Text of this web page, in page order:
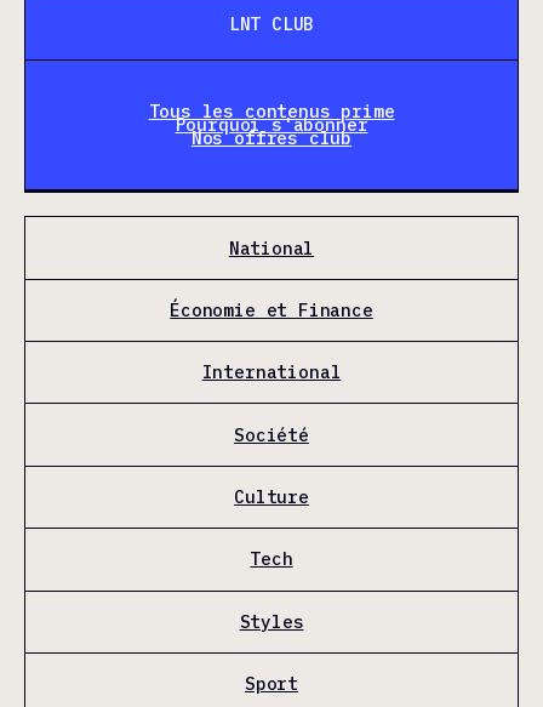
LNT CLUB
Tous les contenus prime
Pourquoi s'abonner
Nos offres club
National
Économie et Finance
International
Société
Culture
Tech
Styles
Sport